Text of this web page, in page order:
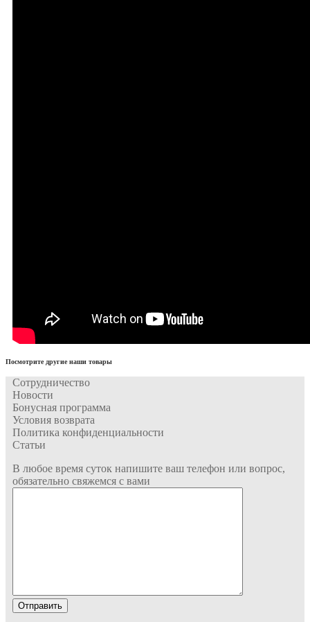
Посмотрите другие наши товары
Сотрудничество
Новости
Бонусная программа
Условия возврата
Политика конфиденциальности
Статьи
В любое время суток напишите ваш телефон или вопрос,
обязательно свяжемся с вами